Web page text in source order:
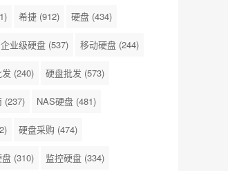
希捷 (912) 硬盘 (434)
企业级硬盘 (537) 移动硬盘 (244)
(240) 硬盘批发 (573)
(237) NAS硬盘 (481)
硬盘采购 (474)
(310) 监控硬盘 (334)